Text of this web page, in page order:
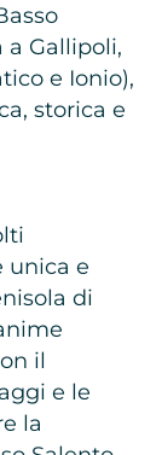
a Gallipoli,
e Ionio),
storica e
unica e
di
il
e le
la